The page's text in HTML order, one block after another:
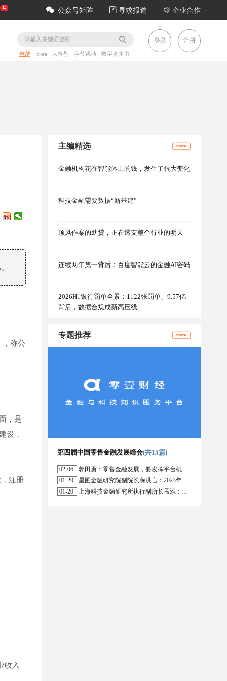
公众号矩阵 寻求报道 企业合作
热搜 :Sora 大模型 字节跳动 数字竞争力
登录 注册
，称公
，是
设，
注册
收入
主编精选 more
金融机构花在智能体上的钱，发生了很大变化
科技金融需要数据“新基建”
顶风作案的助贷，正在透支整个行业的明天
连续两年第一背后：百度智能云的金融AI密码
2026H1银行罚单全景：1122张罚单、9.57亿
背后，数据合规成新高压线
专题推荐 more
第四届中国零售金融发展峰会(共15篇)
02-06
郭田勇：零售金融发展，要发挥平台机构的作用
01-20
星图金融研究院副院长薛洪言：2023年消费信贷或迎来新起点
01-20
上海科技金融研究所执行副所长孟添：开放银行与嵌入式金融为数字普惠金融带来更大发展空间